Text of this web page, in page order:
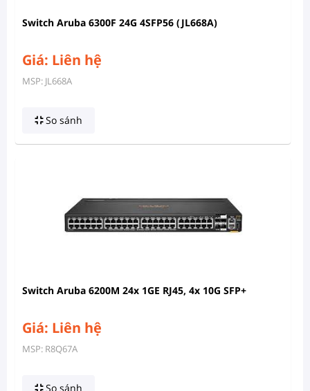
Switch Aruba 6300F 24G 4SFP56 (JL668A)
Giá: Liên hệ
MSP: JL668A
So sánh
Switch Aruba 6200M 24x 1GE RJ45, 4x 10G SFP+
Giá: Liên hệ
MSP: R8Q67A
So sánh